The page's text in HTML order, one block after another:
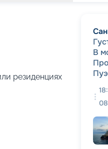
резиденциях
В